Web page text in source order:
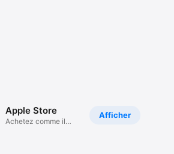
Afficher
Apple Store
Achetez comme il